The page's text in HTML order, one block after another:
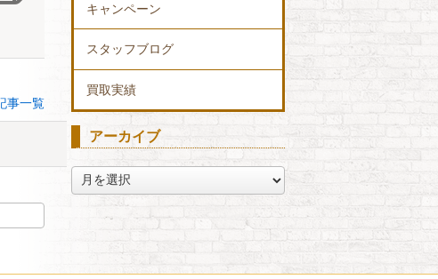
事一覧
キャンペーン
スタッフブログ
買取実績
アーカイブ
ー